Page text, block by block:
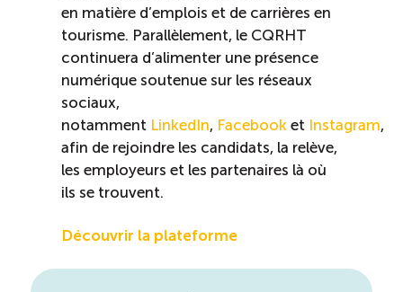
en matière d’emplois et de carrières en
tourisme. Parallèlement, le CQRHT
continuera d’alimenter une présence
numérique soutenue sur les réseaux
sociaux,
notamment LinkedIn, Facebook et Instagram,
afin de rejoindre les candidats, la relève,
les employeurs et les partenaires là où
ils se trouvent.
Découvrir la plateforme